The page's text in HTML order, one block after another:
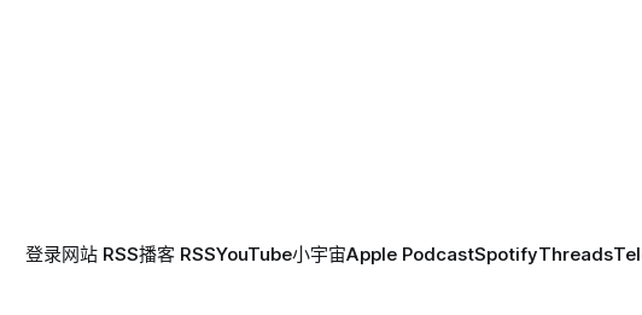
登录网站 RSS播客 RSSYouTube小宇宙Apple PodcastSpotifyThreads